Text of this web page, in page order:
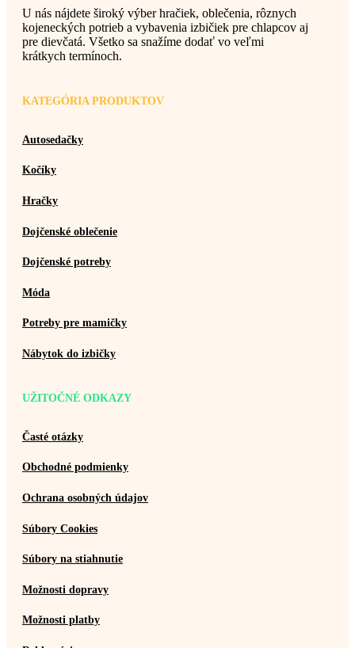
U nás nájdete široký výber hračiek, oblečenia, rôznych
kojeneckých potrieb a vybavenia izbičiek pre chlapcov aj
pre dievčatá. Všetko sa snažíme dodať vo veľmi
krátkych termínoch.
KATEGÓRIA PRODUKTOV
Autosedačky
Kočíky
Hračky
Dojčenské oblečenie
Dojčenské potreby
Móda
Potreby pre mamičky
Nábytok do izbičky
UŽITOČNÉ ODKAZY
Časté otázky
Obchodné podmienky
Ochrana osobných údajov
Súbory Cookies
Súbory na stiahnutie
Možnosti dopravy
Možnosti platby